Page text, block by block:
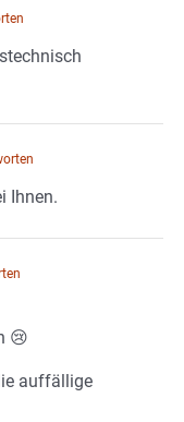
Ihnen.
😢
auffällige